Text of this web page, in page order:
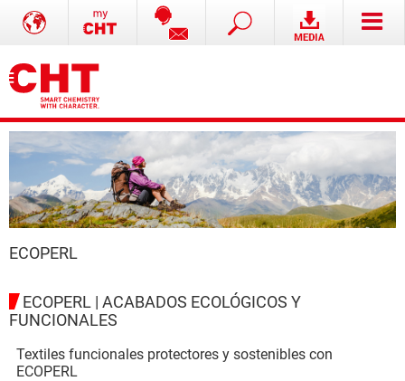
ECOPERL
ECOPERL | ACABADOS ECOLÓGICOS Y
FUNCIONALES
Textiles funcionales protectores y sostenibles con
ECOPERL